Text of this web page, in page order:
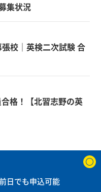
集状況
校｜英検二次試験 合
格！【北習志野の英
日でも申込可能